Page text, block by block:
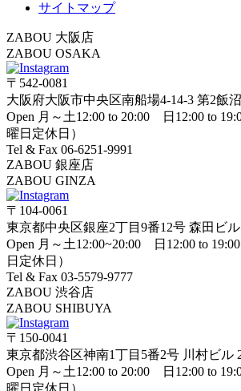
サイトマップ
ZABOU 大阪店
ZABOU OSAKA
〒542-0081
大阪府大阪市中央区南船場4-14-3 第2飯
Open 月～土12:00 to 20:00 日12:00 to
曜日定休日）
Tel & Fax 06-6251-9991
ZABOU 銀座店
ZABOU GINZA
〒104-0061
東京都中央区銀座2丁目9番12号 森田ビ
Open 月～土12:00~20:00 日12:00 to
日定休日）
Tel & Fax 03-5579-9777
ZABOU 渋谷店
ZABOU SHIBUYA
〒150-0041
東京都渋谷区神南1丁目5番2号 川村ビル
Open 月～土12:00 to 20:00 日12:00 to